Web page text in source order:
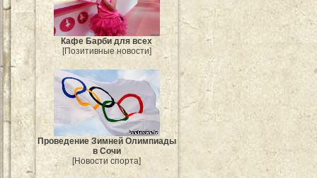
Кафе Барби для всех
[Позитивные новости]
Проведение Зимней Олимпиады
в Сочи
[Новости спорта]